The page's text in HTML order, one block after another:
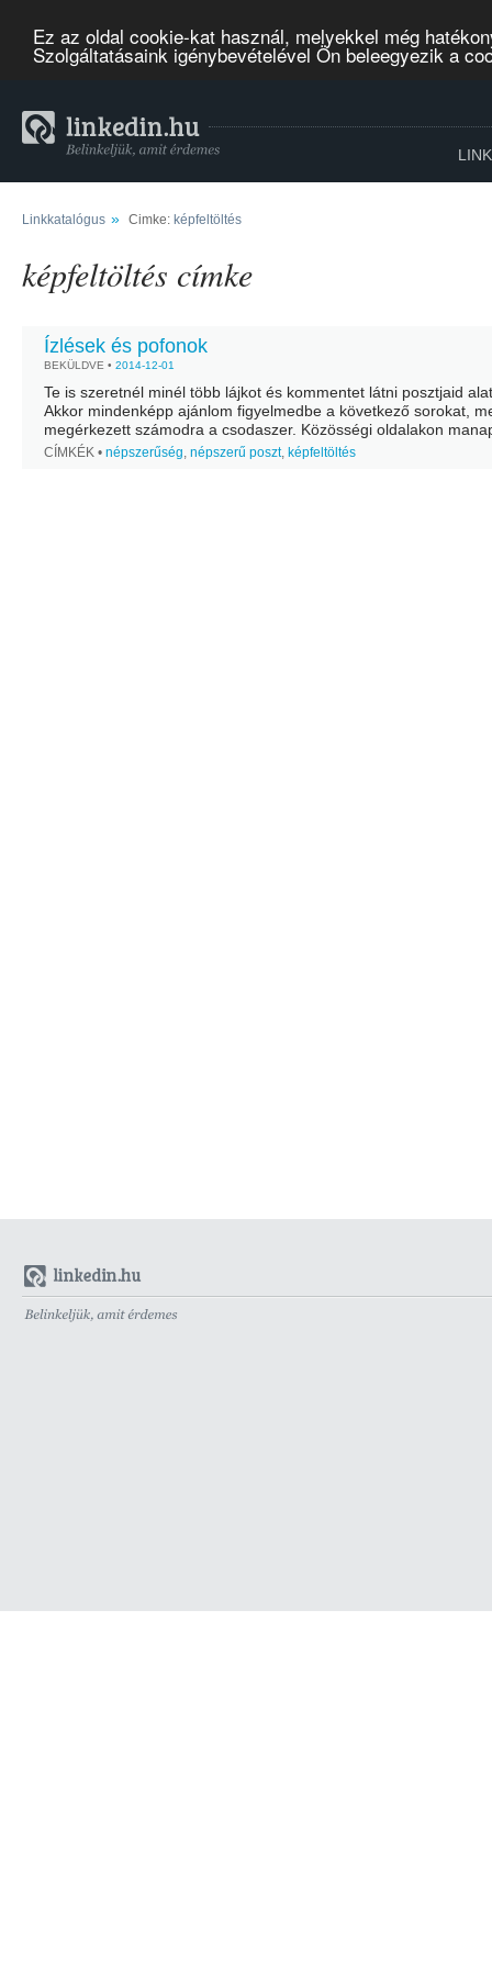
Ez az oldal cookie-kat használ, melyekkel még
Szolgáltatásaink igénybevételével Ön beleegyezik a
Linkkatalógus » Cimke: képfeltöltés
képfeltöltés címke
Ízlések és pofonok
BEKÜLDVE • 2014-12-01
Te is szeretnél minél több lájkot és kommentet látni posztjaid
Akkor mindenképp ajánlom figyelmedbe a következő sorokat,
megérkezett számodra a csodaszer. Közösségi oldalakon
nagyon kevesen posztolnak kép, fénykép nélkül. Már csak...
CÍMKÉK • népszerűség, népszerű poszt, képfeltöltés